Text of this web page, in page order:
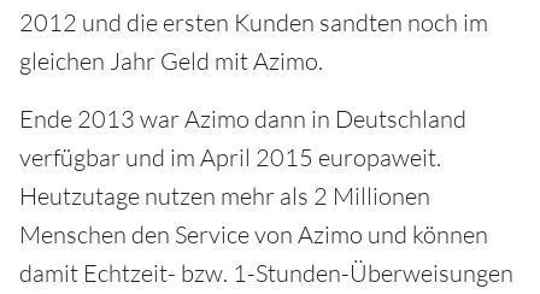
2012 und die ersten Kunden sandten noch im
gleichen Jahr Geld mit Azimo.
Ende 2013 war Azimo dann in Deutschland
verfügbar und im April 2015 europaweit.
Heutzutage nutzen mehr als 2 Millionen
Menschen den Service von Azimo und können
damit Echtzeit- bzw. 1-Stunden-Überweisungen